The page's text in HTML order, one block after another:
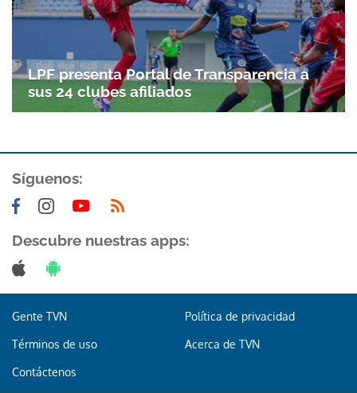
Gracias por suscribirte a nuestro boletín.
LPF presenta Portal de Transparencia a
sus 24 clubes afiliados
Síguenos:
Descubre nuestras apps:
Gente TVN Política de privacidad
Términos de uso Acerca de TVN
Contáctenos